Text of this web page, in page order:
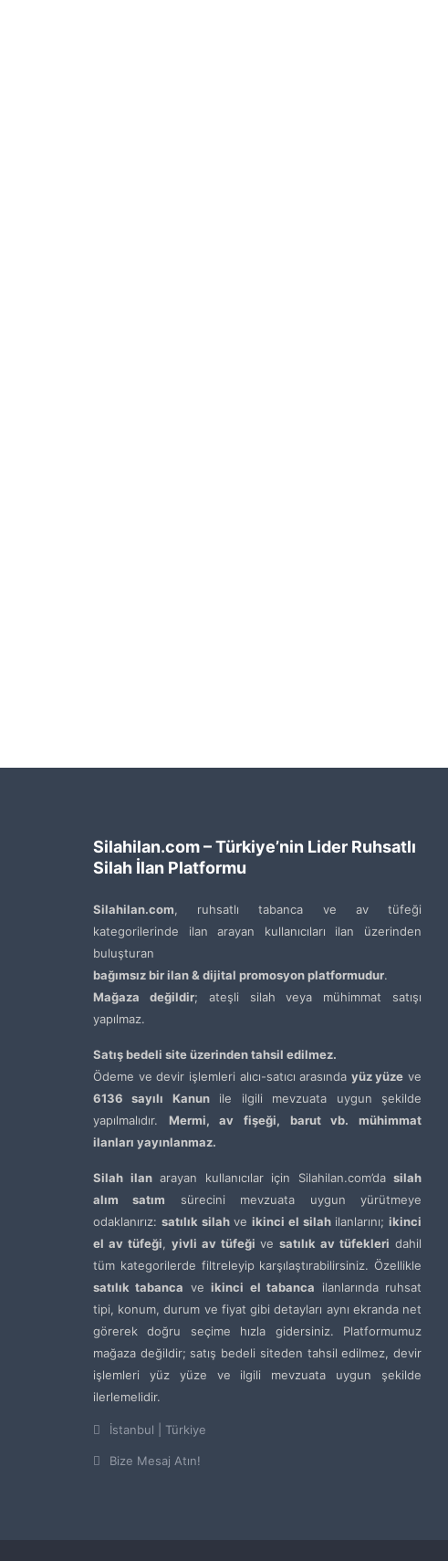
Silahilan.com – Türkiye’nin Lider Ruhsatlı
Silah İlan Platformu
Silahilan.com, ruhsatlı tabanca ve av tüfeği
kategorilerinde ilan arayan kullanıcıları ilan üzerinden
buluşturan
bağımsız bir ilan & dijital promosyon platformudur.
Mağaza değildir; ateşli silah veya mühimmat satışı
yapılmaz.
Satış bedeli site üzerinden tahsil edilmez.
Ödeme ve devir işlemleri alıcı-satıcı arasında yüz yüze ve
6136 sayılı Kanunile ilgili mevzuata uygun şekilde
yapılmalıdır. Mermi, av fişeği, barut vb. mühimmat
ilanları yayınlanmaz.
Silah ilanarayan kullanıcılar için Silahilan.com’da silah
alım satım sürecini mevzuata uygun yürütmeye
odaklanırız: satılık silahve ikinci el silahilanlarını; ikinci
el av tüfeği, yivli av tüfeği vesatılık av tüfekleri dahil
tüm kategorilerde filtreleyip karşılaştırabilirsiniz. Özellikle
satılık tabanca veikinci el tabanca ilanlarında ruhsat
tipi, konum, durum ve fiyat gibi detayları aynı ekranda net
görerek doğru seçime hızla gidersiniz. Platformumuz
mağaza değildir; satış bedeli siteden tahsil edilmez, devir
işlemleri yüz yüze ve ilgili mevzuata uygun şekilde
ilerlemelidir.
İstanbul | Türkiye
Bize Mesaj Atın!